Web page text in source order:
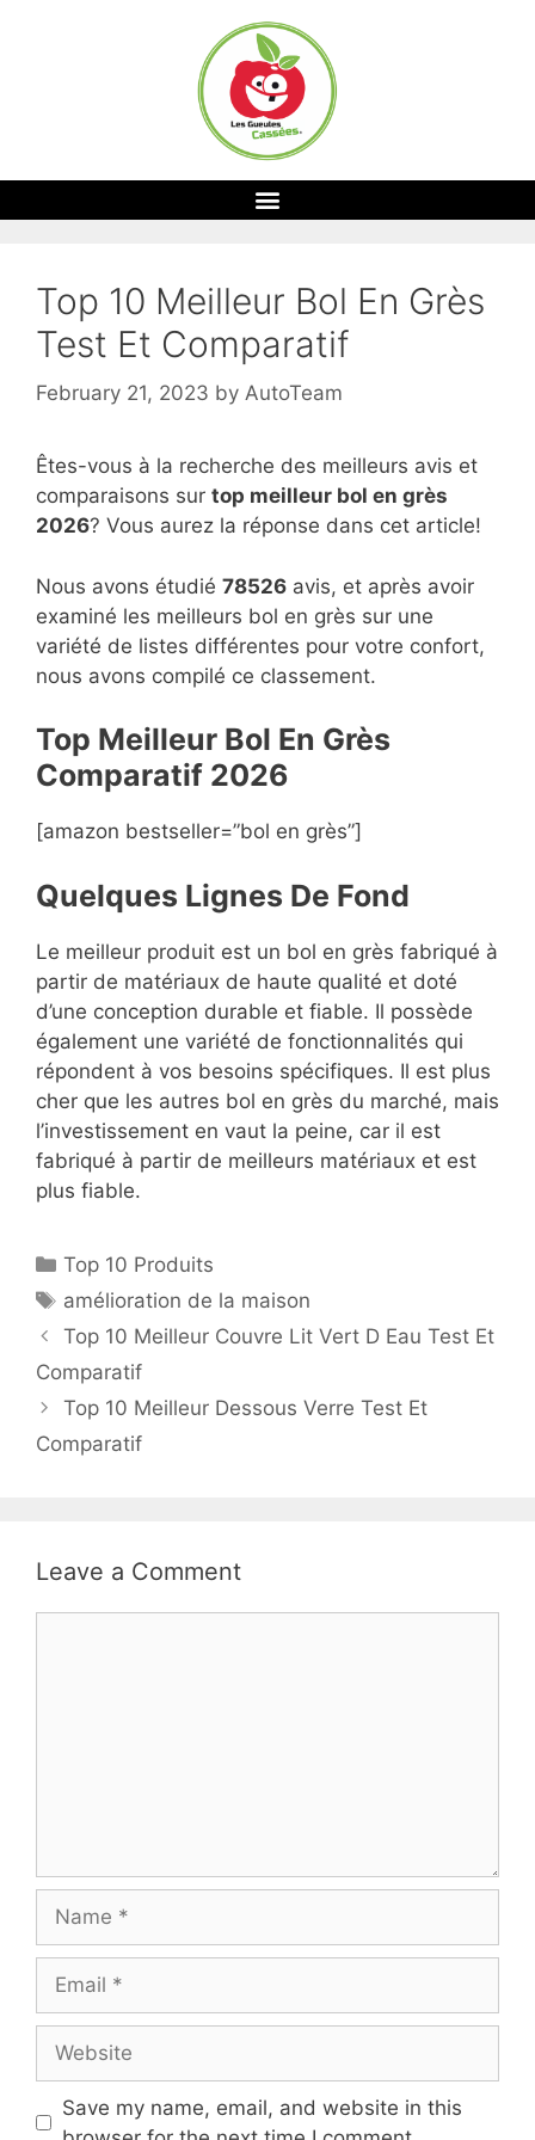
Top 10 Meilleur Bol En Grès
Test Et Comparatif
February 21, 2023 by AutoTeam
Êtes-vous à la recherche des meilleurs avis et
comparaisons sur top meilleur bol en grès
2026? Vous aurez la réponse dans cet article!
Nous avons étudié 78526 avis, et après avoir
examiné les meilleurs bol en grès sur une
variété de listes différentes pour votre confort,
nous avons compilé ce classement.
Top Meilleur Bol En Grès
Comparatif 2026
[amazon bestseller=”bol en grès”]
Quelques Lignes De Fond
Le meilleur produit est un bol en grès fabriqué à
partir de matériaux de haute qualité et doté
d’une conception durable et fiable. Il possède
également une variété de fonctionnalités qui
répondent à vos besoins spécifiques. Il est plus
cher que les autres bol en grès du marché, mais
l’investissement en vaut la peine, car il est
fabriqué à partir de meilleurs matériaux et est
plus fiable.
Top 10 Produits
amélioration de la maison
Top 10 Meilleur Couvre Lit Vert D Eau Test Et
Comparatif
Top 10 Meilleur Dessous Verre Test Et
Comparatif
Leave a Comment
Save my name, email, and website in this